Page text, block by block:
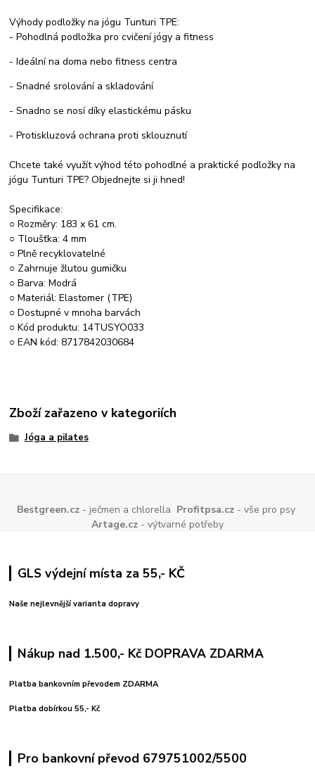
Výhody podložky na jógu Tunturi TPE:
- Pohodlná podložka pro cvičení jógy a fitness
- Ideální na doma nebo fitness centra
- Snadné srolování a skladování
- Snadno se nosí díky elastickému pásku
- Protiskluzová ochrana proti sklouznutí
Chcete také využít výhod této pohodlné a praktické podložky na
jógu Tunturi TPE? Objednejte si ji hned!
Specifikace:
○ Rozměry: 183 x 61 cm.
○ Tloušťka: 4 mm
○ Plně recyklovatelné
○ Zahrnuje žlutou gumičku
○ Barva: Modrá
○ Materiál: Elastomer (TPE)
○ Dostupné v mnoha barvách
○ Kód produktu: 14TUSYO033
○ EAN kód: 8717842030684
Zboží zařazeno v kategoriích
Jóga a pilates
Bestgreen.cz - ječmen a chlorella Profitpsa.cz - vše pro psy
Artage.cz - výtvarné potřeby
GLS výdejní místa za 55,- KČ
Naše nejlevnější varianta dopravy
Nákup nad 1.500,- Kč DOPRAVA ZDARMA
Platba bankovním převodem ZDARMA
Platba dobírkou 55,- Kč
Pro bankovní převod 679751002/5500